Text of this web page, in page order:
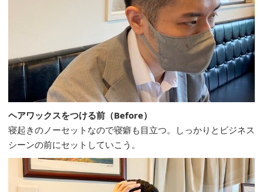
ヘアワックスをつける前（Before）
寝起きのノーセットなので寝癖も目立つ。しっかりとビジネス
シーンの前にセットしていこう。